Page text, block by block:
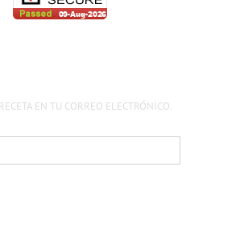
EN TU CORREO ELECTRÓNICO.